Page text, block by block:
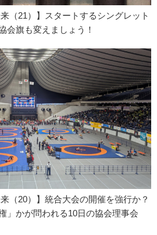
（21）】スタートするシングレット
会旗も変えましょう！
（20）】統合大会の開催を強行か？
」かが問われる10日の協会理事会